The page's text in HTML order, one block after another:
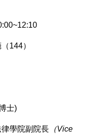
144）
士)
學院副院長 （Vice